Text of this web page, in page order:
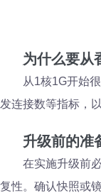
为什么要从
从1核1G开始
发连接数等指标，
升级前的准
在实施升级前
复性。确认快照或